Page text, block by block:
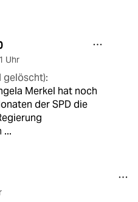
Uhr
gelöscht):
Merkel hat noch
der SPD die
...